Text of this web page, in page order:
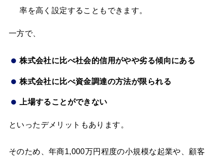
率を高く設定することもできます。
一方で、
株式会社に比べ社会的信用がやや劣る傾向にある
株式会社に比べ資金調達の方法が限られる
上場することができない
といったデメリットもあります。
そのため、年商1,000万円程度の小規模な起業や、顧客